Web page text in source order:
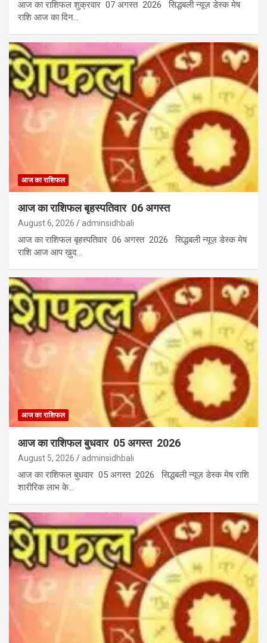
आज का राशिफल शुक्रवार 07 अगस्त 2026 सिद्धबली न्यूज़ डेस्क मेष
राशि आज का दिन…
आज का राशिफल
आज का राशिफल बृहस्पतिवार 06 अगस्त
August 6, 2026 adminsidhbali
आज का राशिफल बृहस्पतिवार 06 अगस्त 2026 सिद्धबली न्यूज़ डेस्क मेष
राशि आज आप ख़ुद…
आज का राशिफल
आज का राशिफल बुधवार 05 अगस्त 2026
August 5, 2026 adminsidhbali
आज का राशिफल बुधवार 05 अगस्त 2026 सिद्धबली न्यूज़ डेस्क मेष राशि
शारीरिक लाभ के…